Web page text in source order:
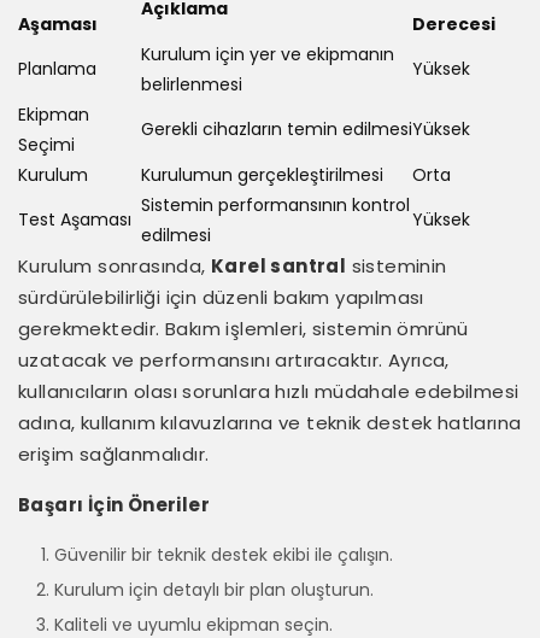
Aşaması
Açıklama
Derecesi
Planlama
Kurulum için yer ve ekipmanın
belirlenmesi
Yüksek
Ekipman
Seçimi
Gerekli cihazların temin edilmesiYüksek
Kurulum
Kurulumun gerçekleştirilmesi
Orta
Test Aşaması
Sistemin performansının kontrol
edilmesi
Yüksek
Kurulum sonrasında, Karel santral sisteminin
sürdürülebilirliği için düzenli bakım yapılması
gerekmektedir. Bakım işlemleri, sistemin ömrünü
uzatacak ve performansını artıracaktır. Ayrıca,
kullanıcıların olası sorunlara hızlı müdahale edebilmesi
adına, kullanım kılavuzlarına ve teknik destek hatlarına
erişim sağlanmalıdır.
Başarı İçin Öneriler
Güvenilir bir teknik destek ekibi ile çalışın.
Kurulum için detaylı bir plan oluşturun.
Kaliteli ve uyumlu ekipman seçin.